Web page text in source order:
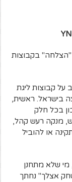
"הצלחה" בקבוצות
על קבוצות ליגת
בישראל. ראשית,
בכל חלק
מנקה רעש קהל,
או להוביל
שלא מתחנן
אצלך" נחתך